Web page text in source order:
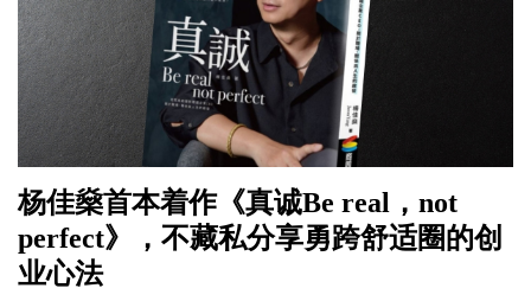
杨佳燊首本着作《真诚Be real，not
perfect》，不藏私分享勇跨舒适圈的创
业心法